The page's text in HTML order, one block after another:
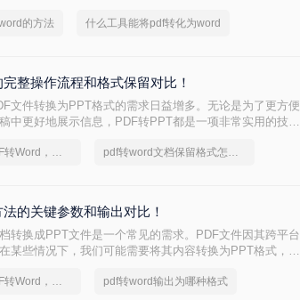
的方法 什么工具能将pdf转化为word
整操作流程和格式保留对比！
文件转换为PPT格式的需求日益增多。无论是为了更方便
中更好地展示信息，PDF转PPT都是一项非常实用的技
一分钟搞定PDF转Word，这2种简单方法，任意选择 pdf转word文档保留格式怎么操作
的关键参数和输出对比！
转换成PPT文件是一个常见的需求。PDF文件因其跨平台
某些情况下，我们可能需要将其内容转换为PPT格式，以
一分钟搞定PDF转Word，这2种简单方法，任意选择 pdf转word输出为哪种格式